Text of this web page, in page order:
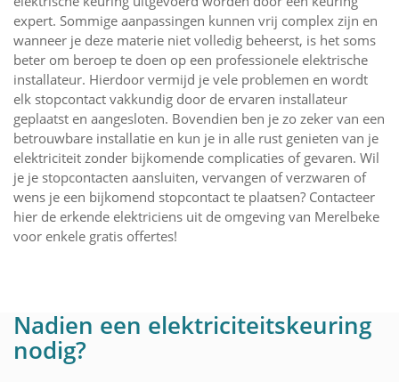
expert. Sommige aanpassingen kunnen vrij complex zijn en
wanneer je deze materie niet volledig beheerst, is het soms
beter om beroep te doen op een professionele elektrische
installateur. Hierdoor vermijd je vele problemen en wordt
elk stopcontact vakkundig door de ervaren installateur
geplaatst en aangesloten. Bovendien ben je zo zeker van een
betrouwbare installatie en kun je in alle rust genieten van je
elektriciteit zonder bijkomende complicaties of gevaren. Wil
je je stopcontacten aansluiten, vervangen of verzwaren of
wens je een bijkomend stopcontact te plaatsen? Contacteer
hier de erkende elektriciens uit de omgeving van Merelbeke
voor enkele gratis offertes!
Nadien een elektriciteitskeuring
nodig?